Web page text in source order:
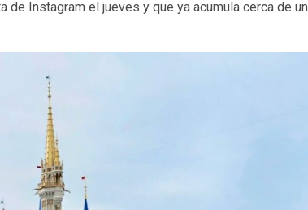
Instagram el jueves y que ya acumula cerca de un